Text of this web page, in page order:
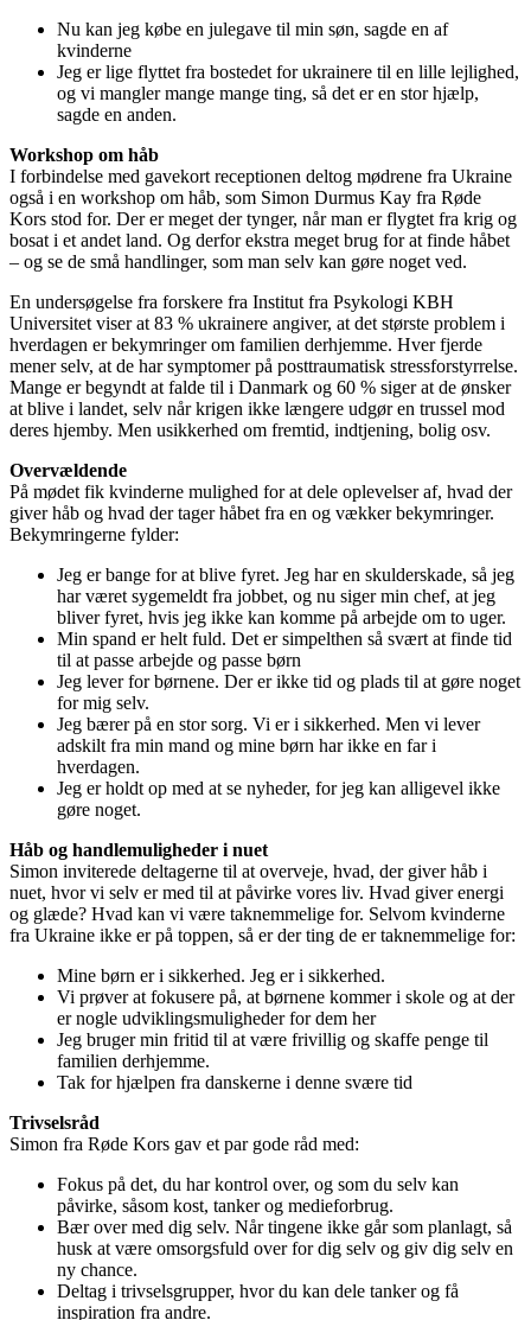
Nu kan jeg købe en julegave til min søn, sagde en af
kvinderne
Jeg er lige flyttet fra bostedet for ukrainere til en lille lejlighed,
og vi mangler mange mange ting, så det er en stor hjælp,
sagde en anden.
Workshop om håb
I forbindelse med gavekort receptionen deltog mødrene fra Ukraine
også i en workshop om håb, som Simon Durmus Kay fra Røde
Kors stod for. Der er meget der tynger, når man er flygtet fra krig og
bosat i et andet land. Og derfor ekstra meget brug for at finde håbet
– og se de små handlinger, som man selv kan gøre noget ved.
En undersøgelse fra forskere fra Institut fra Psykologi KBH
Universitet viser at 83 % ukrainere angiver, at det største problem i
hverdagen er bekymringer om familien derhjemme. Hver fjerde
mener selv, at de har symptomer på posttraumatisk stressforstyrrelse.
Mange er begyndt at falde til i Danmark og 60 % siger at de ønsker
at blive i landet, selv når krigen ikke længere udgør en trussel mod
deres hjemby. Men usikkerhed om fremtid, indtjening, bolig osv.
Overvældende
På mødet fik kvinderne mulighed for at dele oplevelser af, hvad der
giver håb og hvad der tager håbet fra en og vækker bekymringer.
Bekymringerne fylder:
Jeg er bange for at blive fyret. Jeg har en skulderskade, så jeg
har været sygemeldt fra jobbet, og nu siger min chef, at jeg
bliver fyret, hvis jeg ikke kan komme på arbejde om to uger.
Min spand er helt fuld. Det er simpelthen så svært at finde tid
til at passe arbejde og passe børn
Jeg lever for børnene. Der er ikke tid og plads til at gøre noget
for mig selv.
Jeg bærer på en stor sorg. Vi er i sikkerhed. Men vi lever
adskilt fra min mand og mine børn har ikke en far i
hverdagen.
Jeg er holdt op med at se nyheder, for jeg kan alligevel ikke
gøre noget.
Håb og handlemuligheder i nuet
Simon inviterede deltagerne til at overveje, hvad, der giver håb i
nuet, hvor vi selv er med til at påvirke vores liv. Hvad giver energi
og glæde? Hvad kan vi være taknemmelige for. Selvom kvinderne
fra Ukraine ikke er på toppen, så er der ting de er taknemmelige for:
Mine børn er i sikkerhed. Jeg er i sikkerhed.
Vi prøver at fokusere på, at børnene kommer i skole og at der
er nogle udviklingsmuligheder for dem her
Jeg bruger min fritid til at være frivillig og skaffe penge til
familien derhjemme.
Tak for hjælpen fra danskerne i denne svære tid
Trivselsråd
Simon fra Røde Kors gav et par gode råd med:
Fokus på det, du har kontrol over, og som du selv kan
påvirke, såsom kost, tanker og medieforbrug.
Bær over med dig selv. Når tingene ikke går som planlagt, så
husk at være omsorgsfuld over for dig selv og giv dig selv en
ny chance.
Deltag i trivselsgrupper, hvor du kan dele tanker og få
inspiration fra andre.